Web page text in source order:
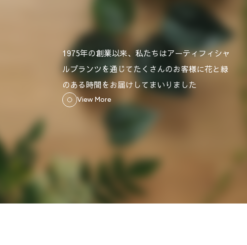
1975年の創業以来、私たちはアーティフィシャ
ルプランツを通じてたくさんのお客様に花と緑
のある時間をお届けしてまいりました
View More